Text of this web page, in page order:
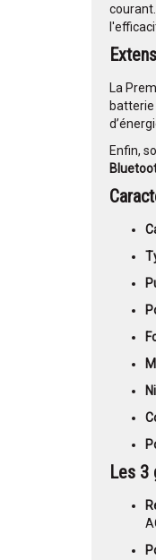
La
Enfin,
Les 3